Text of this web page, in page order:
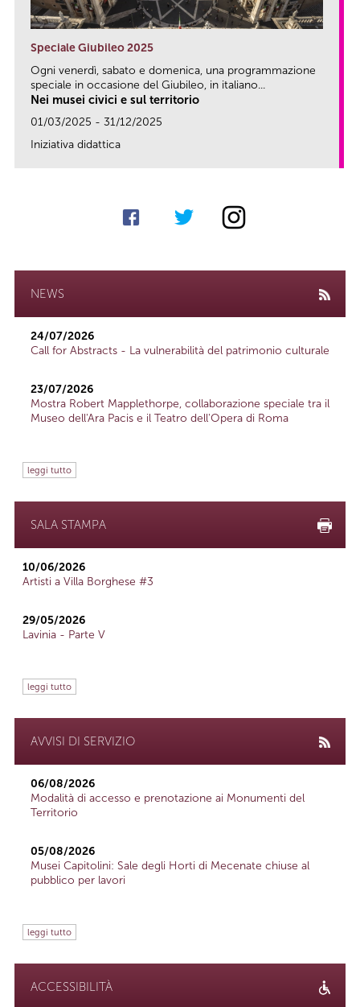
Speciale Giubileo 2025
Ogni venerdì, sabato e domenica, una programmazione
speciale in occasione del Giubileo, in italiano...
Nei musei civici e sul territorio
01/03/2025 - 31/12/2025
Iniziativa didattica
NEWS
24/07/2026
Call for Abstracts - La vulnerabilità del patrimonio culturale
23/07/2026
Mostra Robert Mapplethorpe, collaborazione speciale tra il
Museo dell'Ara Pacis e il Teatro dell'Opera di Roma
leggi tutto
SALA STAMPA
10/06/2026
Artisti a Villa Borghese #3
29/05/2026
Lavinia - Parte V
leggi tutto
AVVISI DI SERVIZIO
06/08/2026
Modalità di accesso e prenotazione ai Monumenti del
Territorio
05/08/2026
Musei Capitolini: Sale degli Horti di Mecenate chiuse al
pubblico per lavori
leggi tutto
ACCESSIBILITÀ